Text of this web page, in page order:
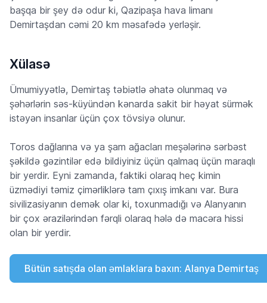
başqa bir şey də odur ki, Qazipaşa hava limanı
Demirtaşdan cəmi 20 km məsafədə yerləşir.
Xülasə
Ümumiyyətlə, Demirtaş təbiətlə əhatə olunmaq və
şəhərlərin səs-küyündən kənarda sakit bir həyat sürmək
istəyən insanlar üçün çox tövsiyə olunur.
Toros dağlarına və ya şam ağacları meşələrinə sərbəst
şəkildə gəzintilər edə bildiyiniz üçün qalmaq üçün maraqlı
bir yerdir. Eyni zamanda, faktiki olaraq heç kimin
üzmədiyi təmiz çimərliklərə tam çıxış imkanı var. Bura
sivilizasiyanın demək olar ki, toxunmadığı və Alanyanın
bir çox ərazilərindən fərqli olaraq hələ də macəra hissi
olan bir yerdir.
Bütün satışda olan əmlaklara baxın: Alanya Demirtaş